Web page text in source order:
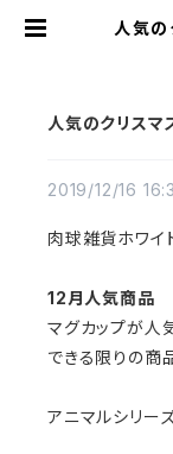
人気の
人気のクリスマ
2019/12/16
肉球雑貨ホワイ
12月人気商品
マグカップが人
できる限りの商
アニマルシリー